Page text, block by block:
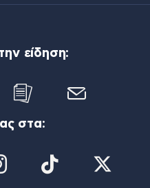
είδηση:
στα: